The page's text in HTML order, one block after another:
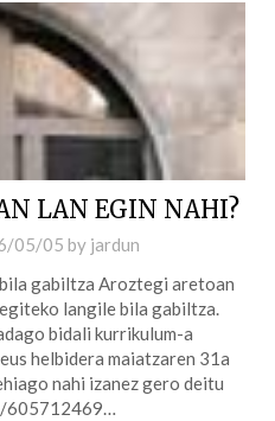
LAN EGIN NAHI?
05/05 by jardun
gabiltza Aroztegi aretoan
langile bila gabiltza.
bidali kurrikulum-a
helbidera maiatzaren 31a
nahi izanez gero deitu
605712469…